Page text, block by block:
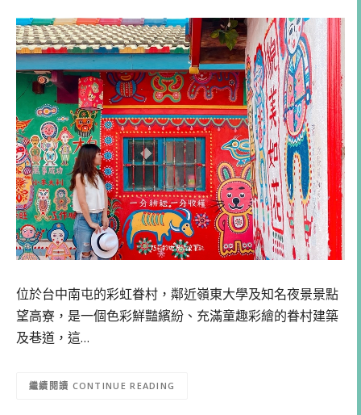
位於台中南屯的彩虹眷村，鄰近嶺東大學及知名夜景景點
望高寮，是一個色彩鮮豔繽紛、充滿童趣彩繪的眷村建築
及巷道，這…
CONTINUE READING